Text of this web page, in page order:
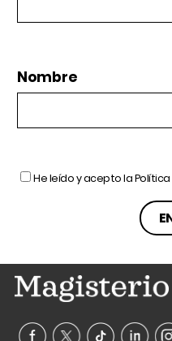
Nombre
He leído y acepto la